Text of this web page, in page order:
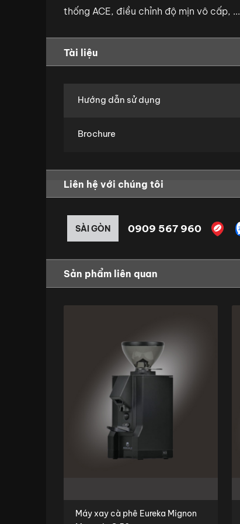
thống ACE, điều chỉnh độ mịn vô cấp, ...
Tài liệu
Hướng dẫn sử dụng
Brochure
Liên hệ với chúng tôi
SÀI GÒN 0909 567 960
Sản phẩm liên quan
Máy xay cà phê Eureka Mignon